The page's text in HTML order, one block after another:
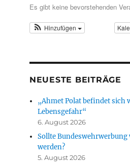
Es gibt keine bevorstehenden
Hinzufügen
NEUESTE BEITRÄGE
„Ahmet Polat befindet sich
Lebensgefahr“
6. August 2026
Sollte Bundeswehrwerbung
werden?
5. August 2026